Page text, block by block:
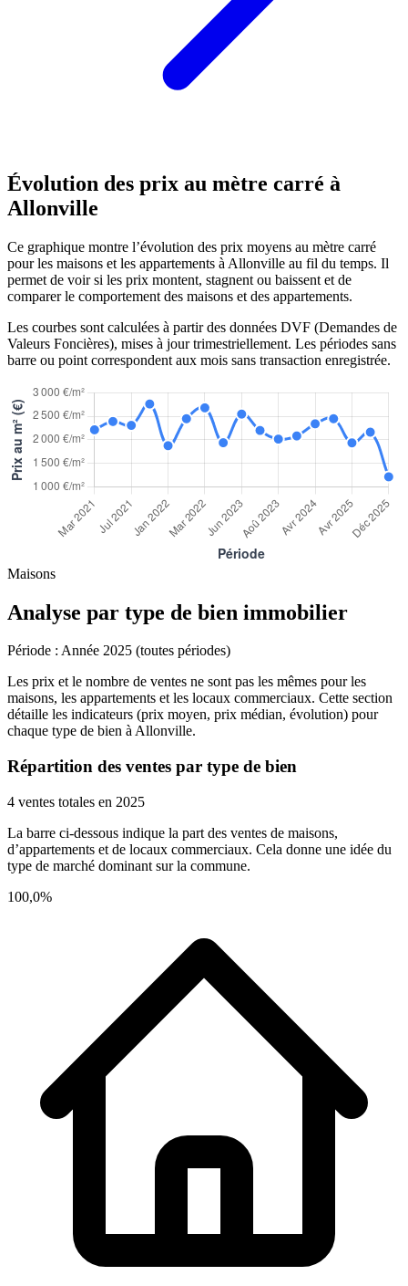
Évolution des prix au mètre carré à
Allonville
Ce graphique montre l’évolution des prix moyens au mètre carré
pour les maisons et les appartements à Allonville au fil du temps. Il
permet de voir si les prix montent, stagnent ou baissent et de
comparer le comportement des maisons et des appartements.
Les courbes sont calculées à partir des données DVF (Demandes de
Valeurs Foncières), mises à jour trimestriellement. Les périodes sans
barre ou point correspondent aux mois sans transaction enregistrée.
Maisons
Analyse par type de bien immobilier
Période : Année 2025 (toutes périodes)
Les prix et le nombre de ventes ne sont pas les mêmes pour les
maisons, les appartements et les locaux commerciaux. Cette section
détaille les indicateurs (prix moyen, prix médian, évolution) pour
chaque type de bien à Allonville.
Répartition des ventes par type de bien
4 ventes totales en 2025
La barre ci-dessous indique la part des ventes de maisons,
d’appartements et de locaux commerciaux. Cela donne une idée du
type de marché dominant sur la commune.
100,0%